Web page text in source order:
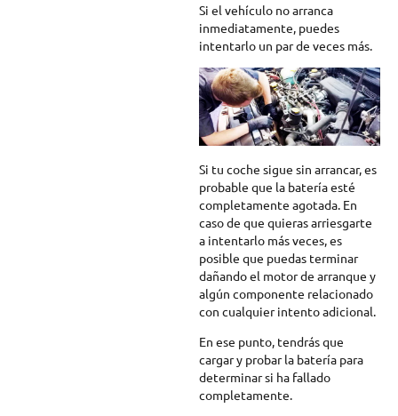
Si el vehículo no arranca
inmediatamente, puedes
intentarlo un par de veces más.
Si tu coche sigue sin arrancar, es
probable que la batería esté
completamente agotada. En
caso de que quieras arriesgarte
a intentarlo más veces, es
posible que puedas terminar
dañando el motor de arranque y
algún componente relacionado
con cualquier intento adicional.
En ese punto, tendrás que
cargar y probar la batería para
determinar si ha fallado
completamente.